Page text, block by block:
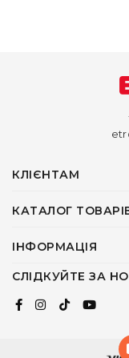
КЛІЄНТАМ
КАТАЛОГ
ІНФОРМАЦІЯ
СЛІДКУЙТЕ ЗА